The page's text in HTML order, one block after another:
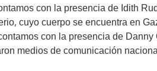
con la presencia de Idith
cuyo cuerpo se encuentra en
con la presencia de Danny
medios de comunicación